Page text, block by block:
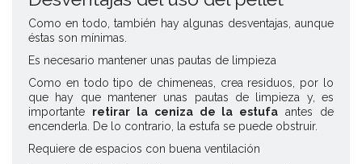
Como en todo, también hay algunas desventajas, aunque
éstas son mínimas.
Es necesario mantener unas pautas de limpieza
Como en todo tipo de chimeneas, crea residuos, por lo
que hay que mantener unas pautas de limpieza y, es
importante retirar la ceniza de la estufa antes de
encenderla. De lo contrario, la estufa se puede obstruir.
Requiere de espacios con buena ventilación